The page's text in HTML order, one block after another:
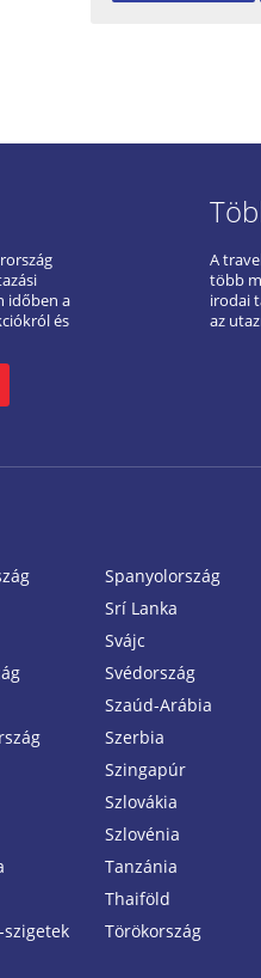
időben a
és
A
több
irodai
az
szigetek
Spanyolország
Srí Lanka
Svájc
Svédország
Szaúd-Arábia
Szerbia
Szingapúr
Szlovákia
Szlovénia
Tanzánia
Thaiföld
Törökország